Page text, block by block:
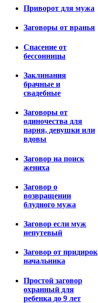
Приворот для мужа
Заговоры от вранья
Спасение от
бессонницы
Заклинания
брачные и
свадебные
Заговоры от
одиночества для
парня, девушки или
вдовы
Заговор на поиск
жениха
Заговор о
возвращении
блудного мужа
Заговор если муж
непутевый
Заговор от придирок
начальника
Простой заговор
охранный для
ребенка до 9 лет